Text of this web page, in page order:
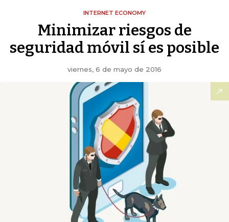
INTERNET ECONOMY
Minimizar riesgos de
seguridad móvil sí es posible
viernes, 6 de mayo de 2016